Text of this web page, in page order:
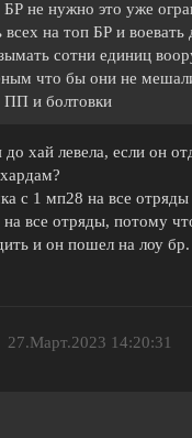
не нужно это уже
всех на топ БР и воевать
сотни единиц
что бы они не
ПП и болтовки
хай левела, если он
с 1 мп28 на все отряды
все отряды, потому
и он пошел на лоу бр.
27.Март.2023 14:20:31